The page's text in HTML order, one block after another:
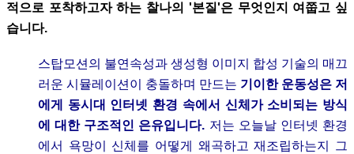
적으로 포착하고자 하는 찰나의 '본질'은 무엇인지 여쭙고 싶
습니다.
스탑모션의 불연속성과 생성형 이미지 합성 기술의 매끄
러운 시뮬레이션이 충돌하며 만드는 기이한 운동성은 저
에게 동시대 인터넷 환경 속에서 신체가 소비되는 방식
에 대한 구조적인 은유입니다. 저는 오늘날 인터넷 환경
에서 욕망이 신체를 어떻게 왜곡하고 재조립하는지 그